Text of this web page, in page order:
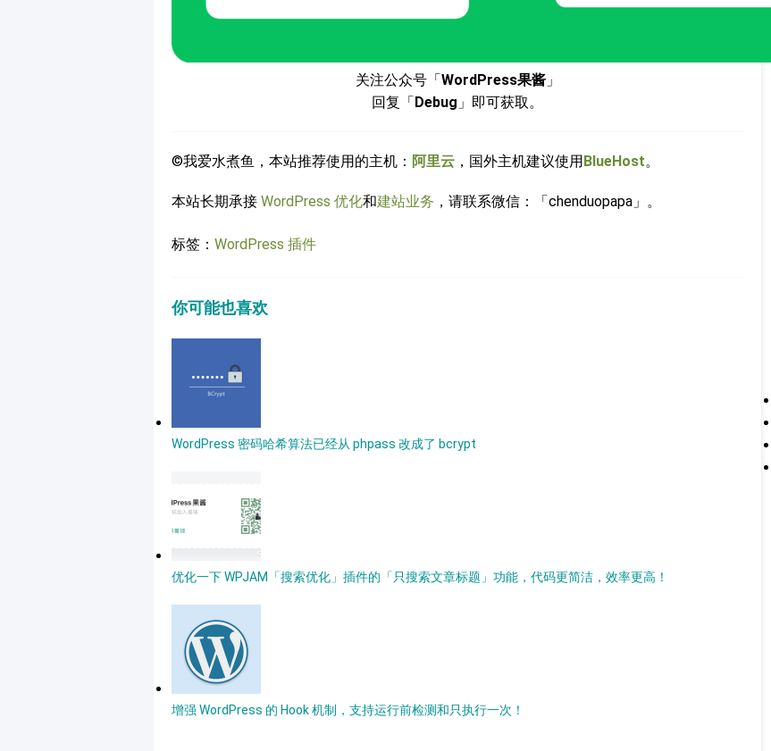
关注公众号「WordPress果酱」
回复「Debug 」即可获取。
©我爱水煮鱼，本站推荐使用的主机： 阿里云 ，国外主机建议使用BlueHost。
本站长期承接 WordPress 优化和建站业务 ，请联系微信：「chenduopapa」。
标签： WordPress 插件
你可能也喜欢
WordPress 密码哈希算法已经从 phpass 改成了 bcrypt​
优化一下 WPJAM「搜索优化」插件的「只搜索文章标题」功能，代码更简洁，效率更高！
增强 WordPress 的 Hook 机制，支持运行前检测和只执行一次！